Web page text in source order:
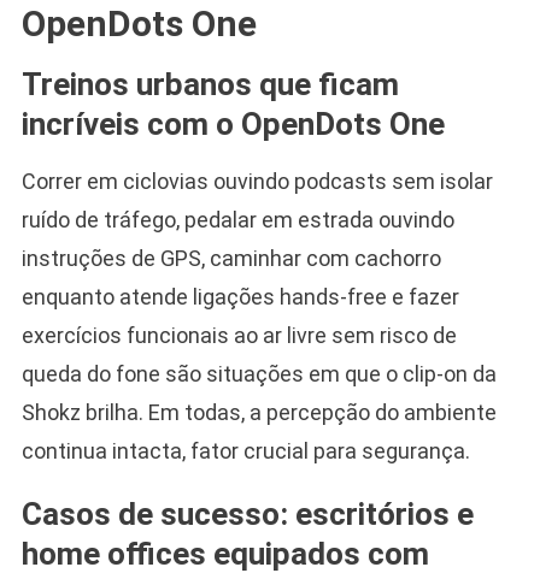
OpenDots One
Treinos urbanos que ficam
incríveis com o OpenDots One
Correr em ciclovias ouvindo podcasts sem isolar
ruído de tráfego, pedalar em estrada ouvindo
instruções de GPS, caminhar com cachorro
enquanto atende ligações hands-free e fazer
exercícios funcionais ao ar livre sem risco de
queda do fone são situações em que o clip-on da
Shokz brilha. Em todas, a percepção do ambiente
continua intacta, fator crucial para segurança.
Casos de sucesso: escritórios e
home offices equipados com